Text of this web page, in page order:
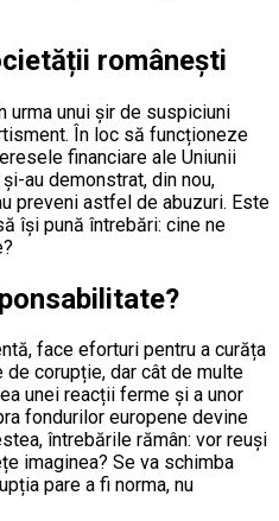
românești
unui șir de suspiciuni
În loc să funcționeze
financiare ale Uniunii
au demonstrat, din nou,
preveni astfel de abuzuri. Este
își pună întrebări: cine ne
face eforturi pentru a curăța
corupție, dar cât de multe
unei reacții ferme și a unor
fondurilor europene devine
întrebările rămân: vor reuși
imaginea? Se va schimba
pare a fi norma, nu